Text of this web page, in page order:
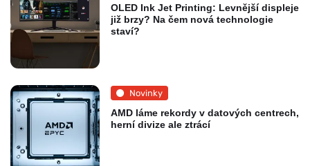
OLED Ink Jet Printing: Levnější displeje
již brzy? Na čem nová technologie
staví?
Novinky
AMD láme rekordy v datových centrech,
herní divize ale ztrácí